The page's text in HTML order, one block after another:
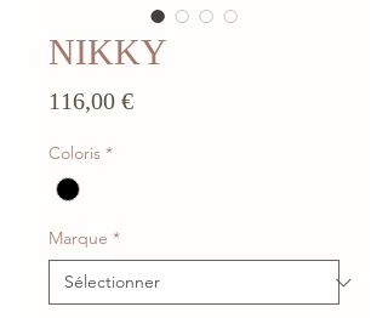
NIKKY
116,00 €Prix
Coloris *
Marque *